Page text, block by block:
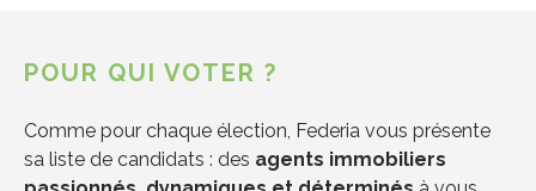
POUR QUI VOTER ?
Comme pour chaque élection, Federia vous présente
sa liste de candidats : des agents immobiliers